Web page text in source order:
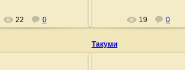
22 0 19 0
Такуми